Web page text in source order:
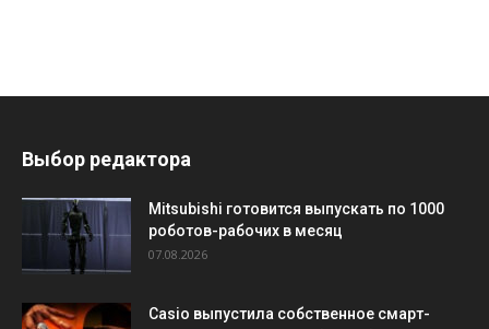
Выбор редактора
Mitsubishi готовится выпускать по 1000
роботов-рабочих в месяц
07.08.2026
Casio выпустила собственное смарт-